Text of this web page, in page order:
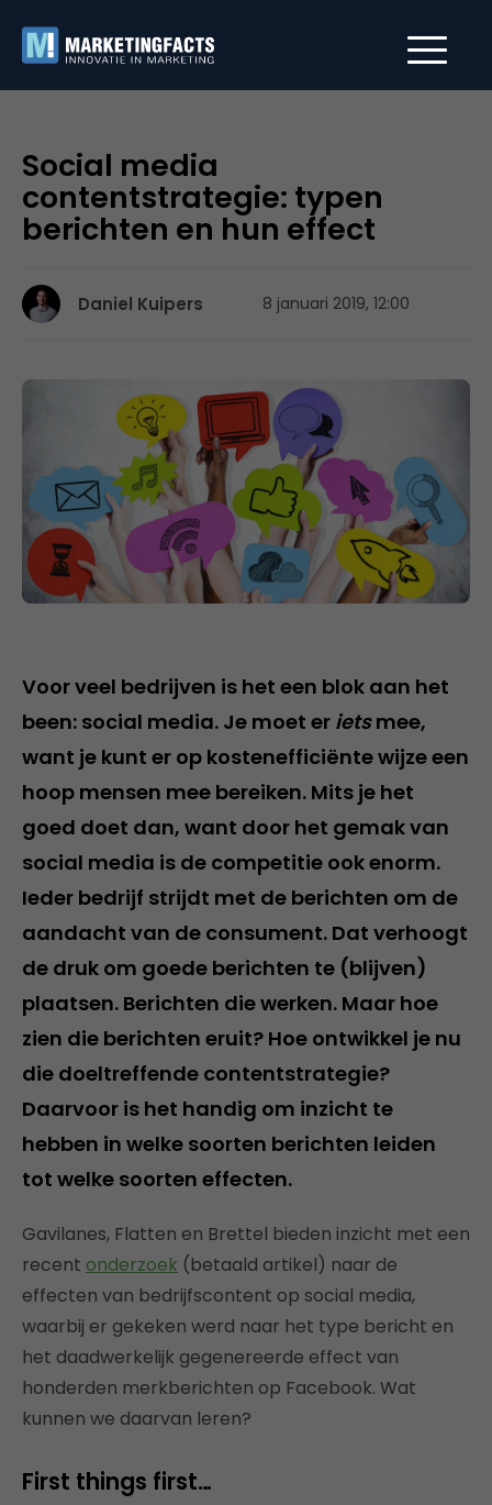
Social media
contentstrategie: typen
berichten en hun effect
Daniel Kuipers 8 januari 2019, 12:00
Voor veel bedrijven is het een blok aan het
been: social media. Je moet er ietsmee,
want je kunt er op kostenefficiënte wijze een
hoop mensen mee bereiken. Mits je het
goed doet dan, want door het gemak van
social media is de competitie ook enorm.
Ieder bedrijf strijdt met de berichten om de
aandacht van de consument. Dat verhoogt
de druk om goede berichten te (blijven)
plaatsen. Berichten die werken. Maar hoe
zien die berichten eruit? Hoe ontwikkel je nu
die doeltreffende contentstrategie?
Daarvoor is het handig om inzicht te
hebben in welke soorten berichten leiden
tot welke soorten effecten.
Gavilanes, Flatten en Brettel bieden inzicht met een
recent onderzoek (betaald artikel) naar de
effecten van bedrijfscontent op social media,
waarbij er gekeken werd naar het type bericht en
het daadwerkelijk gegenereerde effect van
honderden merkberichten op Facebook. Wat
kunnen we daarvan leren?
First things first…